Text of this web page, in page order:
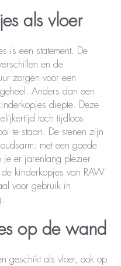
als vloer
is een statement. De
en de
zorgen voor een
Anders dan een
diepte. Deze
toch tijdloos
te staan. De stenen zijn
met een goede
je er jarenlang plezier
kinderkopjes van RAW
voor gebruik in
op de wand
geschikt als vloer, ook op